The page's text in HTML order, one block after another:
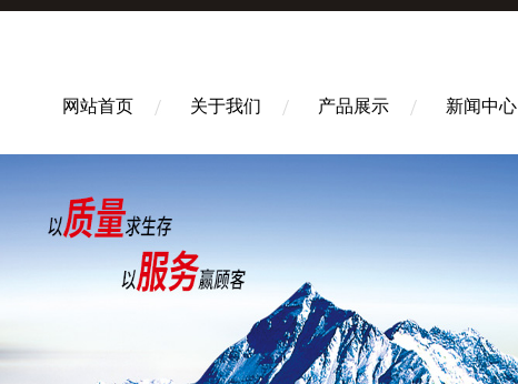
网站首页 关于我们 产品展示 新闻中心